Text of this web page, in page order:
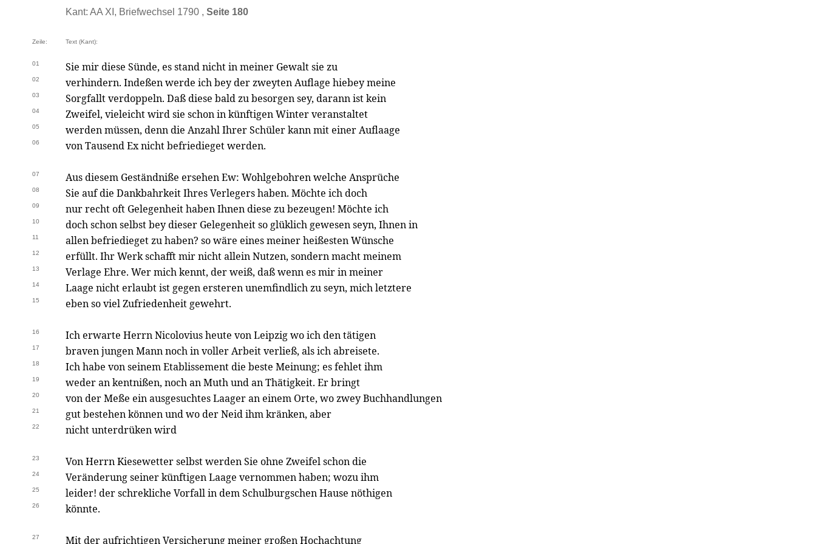
Kant: AA XI, Briefwechsel 1790 , Seite 180
Zeile: Text (Kant):
01 Sie mir diese Sünde, es stand nicht in meiner Gewalt sie zu
02 verhindern. Indeßen werde ich bey der zweyten Auflage hiebey meine
03 Sorgfallt verdoppeln. Daß diese bald zu besorgen sey, darann ist kein
04 Zweifel, vieleicht wird sie schon in künftigen Winter veranstaltet
05 werden müssen, denn die Anzahl Ihrer Schüler kann mit einer Auflaage
06 von Tausend Ex nicht befriedieget werden.
07 Aus diesem Geständniße ersehen Ew: Wohlgebohren welche Ansprüche
08 Sie auf die Dankbahrkeit Ihres Verlegers haben. Möchte ich doch
09 nur recht oft Gelegenheit haben Ihnen diese zu bezeugen! Möchte ich
10 doch schon selbst bey dieser Gelegenheit so glüklich gewesen seyn, Ihnen in
11 allen befriedieget zu haben? so wäre eines meiner heißesten Wünsche
12 erfüllt. Ihr Werk schafft mir nicht allein Nutzen, sondern macht meinem
13 Verlage Ehre. Wer mich kennt, der weiß, daß wenn es mir in meiner
14 Laage nicht erlaubt ist gegen ersteren unemfindlich zu seyn, mich letztere
15 eben so viel Zufriedenheit gewehrt.
16 Ich erwarte Herrn Nicolovius heute von Leipzig wo ich den tätigen
17 braven jungen Mann noch in voller Arbeit verließ, als ich abreisete.
18 Ich habe von seinem Etablissement die beste Meinung; es fehlet ihm
19 weder an kentnißen, noch an Muth und an Thätigkeit. Er bringt
20 von der Meße ein ausgesuchtes Laager an einem Orte, wo zwey Buchhandlungen
21 gut bestehen können und wo der Neid ihm kränken, aber
22 nicht unterdrüken wird
23 Von Herrn Kiesewetter selbst werden Sie ohne Zweifel schon die
24 Veränderung seiner künftigen Laage vernommen haben; wozu ihm
25 leider! der schrekliche Vorfall in dem Schulburgschen Hause nöthigen
26 könnte.
27 Mit der aufrichtigen Versicherung meiner großen Hochachtung